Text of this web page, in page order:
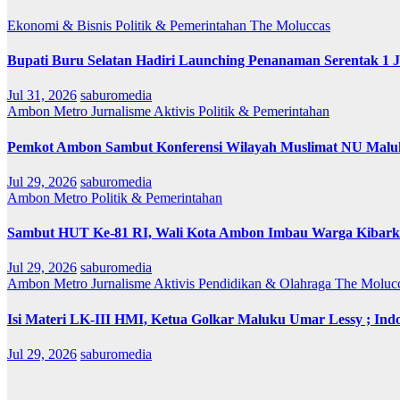
Ekonomi & Bisnis Politik & Pemerintahan The Moluccas
Bupati Buru Selatan Hadiri Launching Penanaman Serentak 1
Jul 31, 2026 saburomedia
Ambon Metro Jurnalisme Aktivis Politik & Pemerintahan
Pemkot Ambon Sambut Konferensi Wilayah Muslimat NU
Jul 29, 2026 saburomedia
Ambon Metro Politik & Pemerintahan
Sambut HUT Ke-81 RI, Wali Kota Ambon Imbau Warga
Jul 29, 2026 saburomedia
Ambon Metro Jurnalisme Aktivis Pendidikan & Olahraga The
Isi Materi LK-III HMI, Ketua Golkar Maluku Umar Lessy ;
Jul 29, 2026 saburomedia